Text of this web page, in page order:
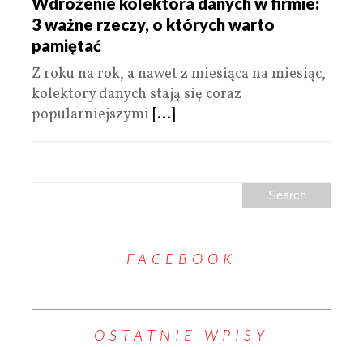
3 ważne rzeczy, o których warto
pamiętać
Z roku na rok, a nawet z miesiąca na miesiąc,
kolektory danych stają się coraz
popularniejszymi [...]
FACEBOOK
OSTATNIE WPISY